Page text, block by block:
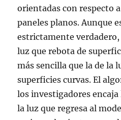
orientadas con respecto
paneles planos. Aunque
estrictamente
luz que rebota de
más sencilla que la de la
superficies curvas. El
los investigadores
la luz que regresa al